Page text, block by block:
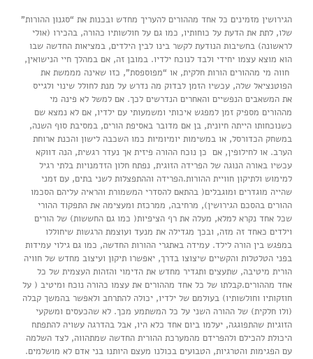
הגירושין מזמינים כל אחד מההורים להעריך מחדש ובכנות את “סגנון ההורות”
שלו, לתת את הדעת על כוחותיו, כמו גם על חולשותיו כהורה, בהכירו (אולי
לראשונה) בחשיבות הנודעת לקשר בינו לבין הילדים, במציאות החדשה שבו
הוא מוצא עצמו יחידי ולבד לנוכח ילדיו. במובן זה, אם במהלך חיי הנישואין,
חווה מי מההורים הורות חלקית, או “מפוספסת”, כזו שאינה מממשת את
הפוטנציאל שלה, עכשיו הזמן לבדוק מה נדרש על מנת לחולל שינוי ולגייס
את המשאבים הנפשיים והאחרים הנדרשים לכך. אם למשל לא פינה מי
מההורים מספיק זמן למפגש איכותי ומשמעותי עם ילדיו, אם לא נמצא שם
כשנוכחותו הייתה חיונית, בן אם מדובר באסיפת הורים, במסיבת סוף השנה,
במשחק הכדורסל, או במשימות יומיומיות כמו השכבה לישון והכנת ארוחת
הערב. או לחילופין, אם כן נוכח ההורה פיזית אך נעדר רגשית, הנה דווקא
עכשיו באורה הנוגה של הפרידה הזוגית, נפתח חלון הזדמנויות בלתי רגיל
למימוש ולתיקון חוויית ההורות.הפרידה וההתפצלות לשני בתים, עם זמני
שהייה מוגדרים ומוגבלים( בהתאם להסדרי המשמורת והראיה עליהם הסכמו
ההורים בהסכם הגירושין), מרחיבה, ממרכזת ומעצימה את התפקוד ההורי
שכל אחד נקרא למלא, מעלה את רף הציפיות( כמו גם החששות) של הורים
וילדים כאחד זה מזה, ובכך מגדילה את מנעד ועוצמת הרגשות שיחוללו
במפגש בין הורה לילד. עמידה באתגרי ההורות החדשה, כמו גם גילוי עמידות
בפני הטלטלות והקשיים שיצוצו בדרך, יאפשרו תיקון ועיצוב מחדש של חוויה
הורית מיטיבה, שתעצים ותגדיר מחדש את הדימוי והזהות העצמית של כל
אחד מההורים.קבלתו של כל אחד מההורים את עצמו כהורה נוכח ומיטיב ( על
חוזקותיו וחולשותיו) בעולמם של ילדיו, יכולה להתרחב ולאפשר בהמשך קבלה
(ולו חלקית) של ההורה השני על כל המשתמע מכך. לא שהכעסים ומשקעי
הזוגיות שהתפוגגה, יעלמו ביום אחד כלא היו, אבל בהדרגה עשויה להתפתח
היכולת להכילם ולהפרידם מהמערכת ההורית החדשה שמתהווה, לצד השלמה
עם הפגימות והטרגיות, הטבועים בכולנו מעצם היותנו בני אדם לא מושלמים.